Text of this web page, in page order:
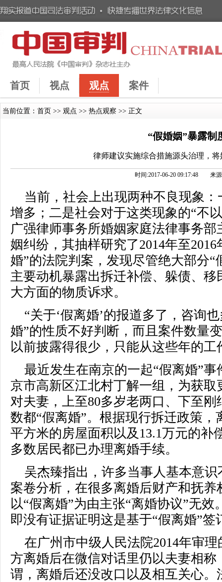
首页 视点 观点 案件
当前位置： 首页 >> 观点 >> 热点观察 >> 正文
“假婚姻”暴露制
律师建议实施综合措施源头治理，
时间:2017-06-20 09:17:48 来
当前，社会上出现两种不良现象：
增多；二是社会对于这类现象的“不
广强律师事务所婚姻家庭法律事务
姻纠纷，其抽样研究了2014年至
婚”的法院判案，发现尽管绝大部分
主要动机暴露出拆迁补偿、躲债、
大方面的物质诉求。
“关于‘假离婚’的报道多了，咨询
婚”的性质不好判断，而且案件数量
以前披露得很少，只能从这些年的工
最近发生在南京的一起“假离婚”
京市高新区江北村丁解一组，为获取
对夫妻，上至80多岁老两口、下至
数都“假离婚”。根据现行拆迁政策
平方米的房屋面积以及13.1万元的补
多数居民都已办理离婚手续。
吴杰臻指出，许多当事人基本意
案卷分析，在很多离婚后财产和抚
以“假离婚”为由主张“离婚协议”无
即没有证据证明这是基于“假离婚”签
在广州市中级人民法院2014年审
方离婚后在微信对话里仍以夫妻相
谓，离婚后还没改口以及相互关心